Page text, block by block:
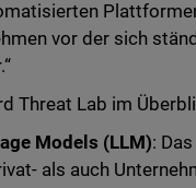
vor der sich
Threat Lab im
Models (LLM):
als auch